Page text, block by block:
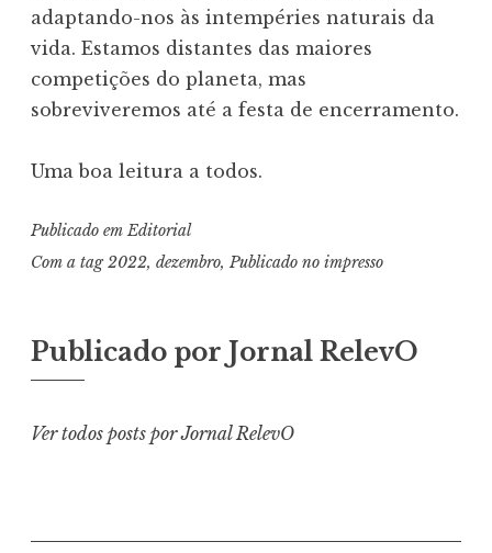
adaptando-nos às intempéries naturais da
vida. Estamos distantes das maiores
competições do planeta, mas
sobreviveremos até a festa de encerramento.
Uma boa leitura a todos.
Publicado emEditorial
Com a tag2022, dezembro, Publicado no impresso
Publicado por Jornal RelevO
Ver todos posts por Jornal RelevO